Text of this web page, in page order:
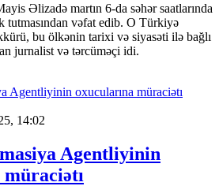
Əlizadə martın 6-da səhər saatlarında
tutmasından vəfat edib. O Türkiyə
bu ölkənin tarixi və siyasəti ilə bağlı
jurnalist və tərcüməçi idi.
14:02
Agentliyinin